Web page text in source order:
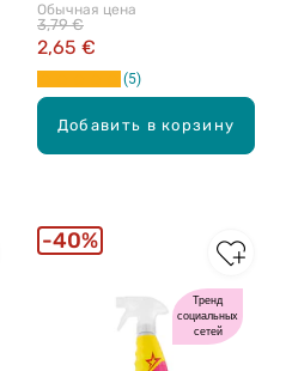
Добавить в корзину
салфетки, 40шт.
Обычная цена
2,65 €
3,79 €
5
Тренд
социальных
сетей
40%